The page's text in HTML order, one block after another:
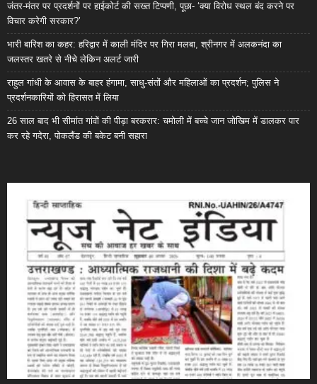
जंतर-मंतर पर प्रदर्शनों पर हाईकोर्ट की सख्त टिप्पणी, पूछा- ‘क्या विरोध स्थल बंद करने पर
विचार करेगी सरकार?’
भारी बारिश का कहर: हरिद्वार में काली मंदिर पर गिरा मलबा, श्रीनगर में अलकनंदा का
जलस्तर खतरे से नीचे लेकिन अलर्ट जारी
राहुल गांधी के आवास के बाहर हंगामा, साधु-संतों और महिलाओं का प्रदर्शन; पुलिस ने
प्रदर्शनकारियों को हिरासत में लिया
26 साल बाद भी सीमांत गांवों की पीड़ा बरकरार: चमोली में बच्चे जान जोखिम में डालकर पार
कर रहे गदेरा, पोकलैंड की बकेट बनी सहारा